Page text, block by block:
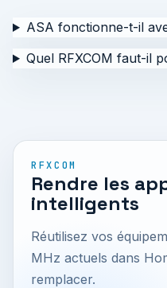
ASA fonctionne-t-il
Quel RFXCOM faut-il
RFXCOM
Rendre les
intelligents
Réutilisez vos
MHz actuels dans
remplacer.